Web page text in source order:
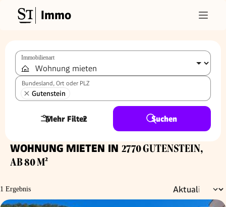
Immo
Immobilienart
Bundesland, Ort oder PLZ
Gutenstein
Mehr Filter
2 Suchen
WOHNUNG MIETEN IN 2770 GUTENSTEIN,
AB 80 M²
1 Ergebnis